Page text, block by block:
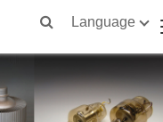
Language